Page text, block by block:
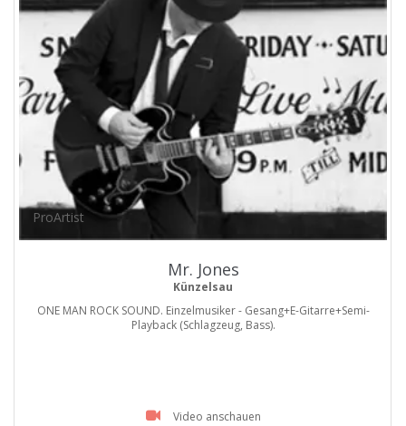
ProArtist
Mr. Jones
Künzelsau
ONE MAN ROCK SOUND. Einzelmusiker - Gesang+E-Gitarre+Semi-
Playback (Schlagzeug, Bass).
Video anschauen